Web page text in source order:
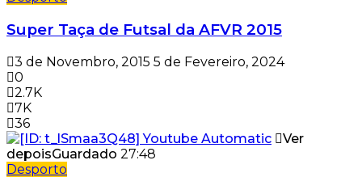
Super Taça de Futsal da AFVR 2015
3 de Novembro, 2015 5 de Fevereiro, 2024
0
2.7K
7K
36
Ver
depoisGuardado 27:48
Desporto